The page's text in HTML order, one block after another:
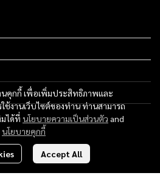
นคุกกี้ เพื่อเพิ่มประสิทธิภาพและ
งานเว็บไซต์ของท่าน ท่านสามารถ
ได้ที่ นโยบายความเป็นส่วนตัว and
นโยบายคุกกี้
Accept All
mail@yourdomain.com